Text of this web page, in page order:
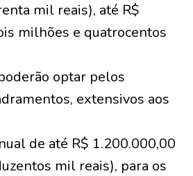
mil reais), até R$
milhões e quatrocentos
optar pelos
extensivos aos
de até R$ 1.200.000,00
mil reais), para os